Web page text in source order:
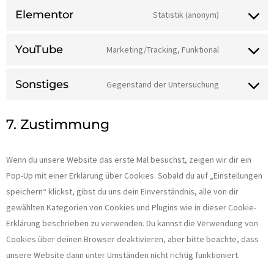
Elementor Statistik (anonym)
YouTube Marketing/Tracking, Funktional
Sonstiges Gegenstand der Untersuchung
7. Zustimmung
Wenn du unsere Website das erste Mal besuchst, zeigen wir dir ein
Pop-Up mit einer Erklärung über Cookies. Sobald du auf „Einstellungen
speichern“ klickst, gibst du uns dein Einverständnis, alle von dir
gewählten Kategorien von Cookies und Plugins wie in dieser Cookie-
Erklärung beschrieben zu verwenden. Du kannst die Verwendung von
Cookies über deinen Browser deaktivieren, aber bitte beachte, dass
unsere Website dann unter Umständen nicht richtig funktioniert.